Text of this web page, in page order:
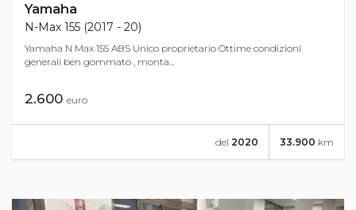
Yamaha
N-Max 155 (2017 - 20)
Yamaha N Max 155 ABS Unico proprietario Ottime condizioni
generali ben gommato , monta...
2.600 euro
33.900 km
del 2020